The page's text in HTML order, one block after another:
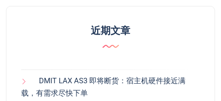
近期文章
DMIT LAX AS3 即将断货：宿主机硬件接近满
载，有需求尽快下单